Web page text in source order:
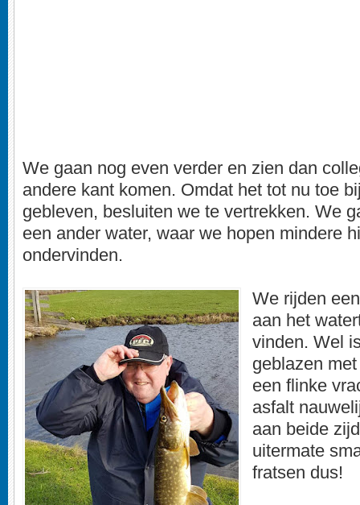
We gaan nog even verder en zien dan
andere kant komen. Omdat het tot nu toe
gebleven, besluiten we te vertrekken. We
een ander water, waar we hopen mindere
ondervinden.
We rijden
aan het
vinden. Wel
geblazen
een flinke
asfalt
aan beide
uitermate
fratsen dus!